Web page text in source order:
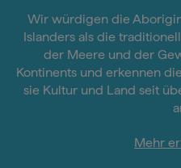
Wir würdigen die
Islanders als die
der Meere und der
Kontinents und erkennen
sie Kultur und Land seit
Mehr